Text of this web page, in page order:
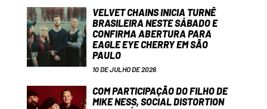
VELVET CHAINS INICIA TURNÊ
BRASILEIRA NESTE SÁBADO E
CONFIRMA ABERTURA PARA
EAGLE EYE CHERRY EM SÃO
PAULO
10 DE JULHO DE 2026
COM PARTICIPAÇÃO DO FILHO DE
MIKE NESS, SOCIAL DISTORTION